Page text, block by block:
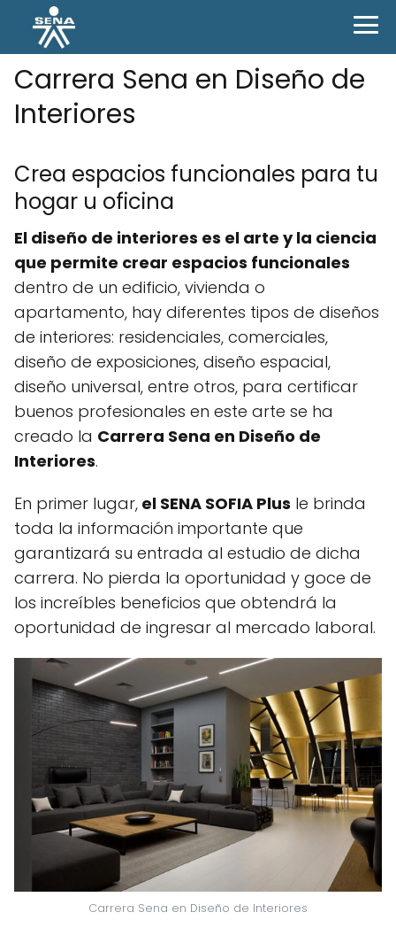
Carrera Sena en Diseño de
Interiores
Crea espacios funcionales para tu
hogar u oficina
El diseño de interiores es el arte y la ciencia
que permite crear espacios funcionales
dentro de un edificio, vivienda o
apartamento, hay diferentes tipos de diseños
de interiores: residenciales, comerciales,
diseño de exposiciones, diseño espacial,
diseño universal, entre otros, para certificar
buenos profesionales en este arte se ha
creado la Carrera Sena en Diseño de
Interiores.
En primer lugar, el SENA SOFIA Plus le brinda
toda la información importante que
garantizará su entrada al estudio de dicha
carrera. No pierda la oportunidad y goce de
los increíbles beneficios que obtendrá la
oportunidad de ingresar al mercado laboral.
Carrera Sena en Diseño de Interiores